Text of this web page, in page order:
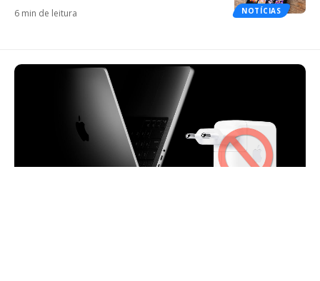
NOTÍCIAS
6 min de leitura